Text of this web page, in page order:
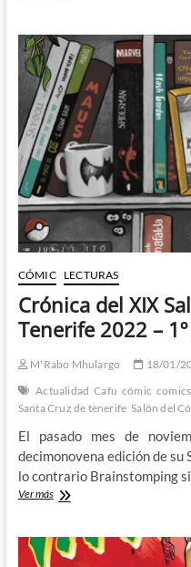
y
Teorías
de
la
Conspiración.
CÓMIC LECTURAS
Crónica del XIX
Tenerife 2022 –
M'Rabo Mhulargo 18/01/
Actualidad Cafu cómic comics
Santa Cruz de tenerife Salón del
El pasado mes de
decimonovena edición de su
lo contrario Brainstomping
Ver másCrónica
Salón
del